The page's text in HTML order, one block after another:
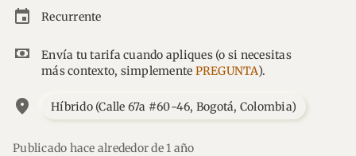
Recurrente
Envía tu tarifa cuando apliques (o si necesitas
más contexto, simplemente PREGUNTA).
location_on Híbrido (Calle 67a #60-46, Bogotá, Colombia)
Publicado hace alrededor de 1 año